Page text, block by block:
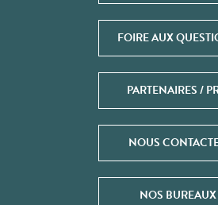
FOIRE AUX
PARTENAIRES /
NOUS
NOS BUREAUX